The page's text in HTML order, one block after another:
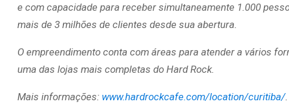
e com capacidade para receber simultaneamente 1.000
mais de 3 milhões de clientes desde sua abertura.
O empreendimento conta com áreas para atender a vários
uma das lojas mais completas do Hard Rock.
Mais informações: www.hardrockcafe.com/location/curitiba/.